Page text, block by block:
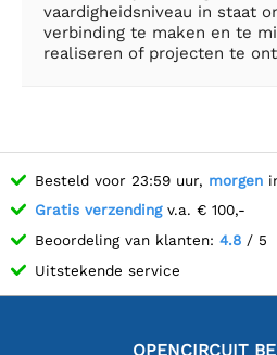
vaardigheidsniveau in staat
verbinding te maken en te
realiseren of projecten te
Besteld voor 23:59 uur, morgen
Gratis verzendingv.a. € 100,-
Beoordeling van klanten: 4.8 / 5
Uitstekende service
OPENCIRCUIT